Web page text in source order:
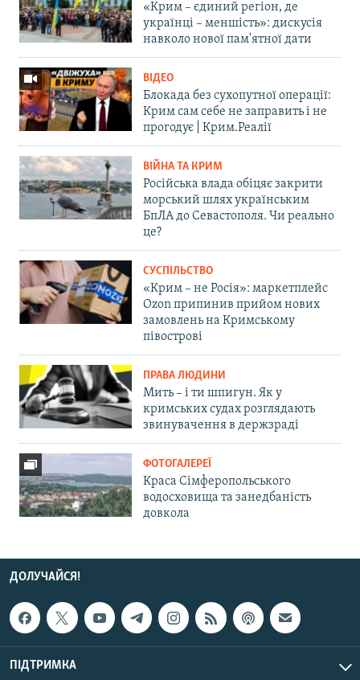
«Крим – єдиний регіон, де
українці – меншість»: дискусія
навколо нової пам'ятної дати
ВІДЕО
Блокада без сухопутної операції:
Крим сам себе не заправить і не
прогодує | Крим.Реалії
ВІЙНА ТА КРИМ
Російська влада обіцяє закрити
морський шлях українським
БпЛА до Севастополя. Чи реально
це?
СУСПІЛЬСТВО
«Крим – не Росія»: маркетплейс
Ozon припинив прийом нових
замовлень на Кримському
півострові
ПРАВА ЛЮДИНИ
Мить – і ти шпигун. Як у
кримських судах розглядають
звинувачення в держзраді
ФОТОГАЛЕРЕЇ
Краса Сімферопольського
водосховища та занедбаність
довкола
ДОЛУЧАЙСЯ!
ПІДТРИМКА